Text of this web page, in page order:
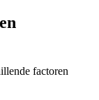
factoren